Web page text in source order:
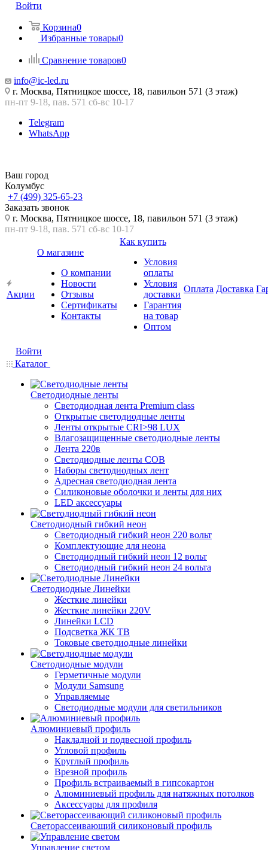
Войти
Корзина0
Избранные товары0
Сравнение товаров0
info@ic-led.ru
г. Москва, Пятницкое шоссе, 18, павильон 571 (3 этаж)
пн-пт 9-18, пав. 571 сб-вс 10-17
Telegram
WhatsApp
Ваш город
Колумбус
+7 (499) 325-65-23
Заказать звонок
г. Москва, Пятницкое шоссе, 18, павильон 571 (3 этаж)
пн-пт 9-18, пав. 571 сб-вс 10-17
Акции
О магазине
О компании
Новости
Отзывы
Сертификаты
Контакты
Как купить
Условия
оплаты
Условия
доставки
Гарантия
на товар
Оптом
Оплата Доставка
Войти
Каталог
Светодиодные ленты
Светодиодная лента Premium class
Открытые светодиодные ленты
Ленты открытые CRI>98 LUX
Влагозащищенные светодиодные ленты
Лента 220в
Светодиодные ленты COB
Наборы светодиодных лент
Адресная светодиодная лента
Силиконовые оболочки и ленты для них
LED аксессуары
Светодиодный гибкий неон
Светодиодный гибкий неон 220 вольт
Комплектующие для неона
Светодиодный гибкий неон 12 вольт
Светодиодный гибкий неон 24 вольта
Светодиодные Линейки
Жесткие линейки
Жесткие линейки 220V
Линейки LCD
Подсветка ЖК ТВ
Токовые светодиодные линейки
Светодиодные модули
Герметичные модули
Модули Samsung
Управляемые
Светодиодные модули для светильников
Алюминиевый профиль
Накладной и подвесной профиль
Угловой профиль
Круглый профиль
Врезной профиль
Профиль встраиваемый в гипсокартон
Алюминиевый профиль для натяжных потолков
Аксессуары для профиля
Светорассеивающий силиконовый профиль
Управление светом